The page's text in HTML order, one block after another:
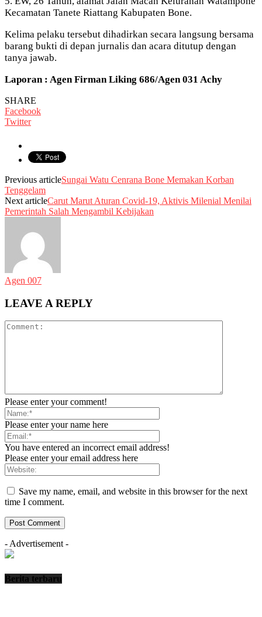
Kecamatan Tanete Riattang Kabupaten Bone.
Kelima pelaku tersebut dihadirkan secara langsung bersama
barang bukti di depan jurnalis dan acara ditutup dengan
tanya jawab.
Laporan : Agen Firman Liking 686/Agen 031 Achy
SHARE
Facebook
Twitter
Previous articleSungai Watu Cenrana Bone Memakan Korban
Tenggelam
Next articleCarut Marut Aturan Covid-19, Aktivis Milenial Menilai
Pemerintah Salah Mengambil Kebijakan
Agen 007
LEAVE A REPLY
Please enter your comment!
Please enter your name here
You have entered an incorrect email address!
Please enter your email address here
Save my name, email, and website in this browser for the next
time I comment.
- Advertisement -
Berita terbaru